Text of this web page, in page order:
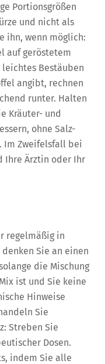
Portionsgrößen
und nicht als
ihn, wenn möglich:
auf geröstetem
Bestäuben
angibt, rechnen
runter. Halten
Kräuter- und
ohne Salz-
Im Zweifelsfall bei
Ihre Ärztin oder Ihr
regelmäßig in
Sie an einen
die Mischung
ist und Sie keine
Hinweise
Sie
Streben Sie
Dosen.
indem Sie alle